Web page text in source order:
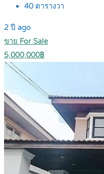
40 ตารางวา
2 ปี ago
ขาย For Sale
5,000,000฿